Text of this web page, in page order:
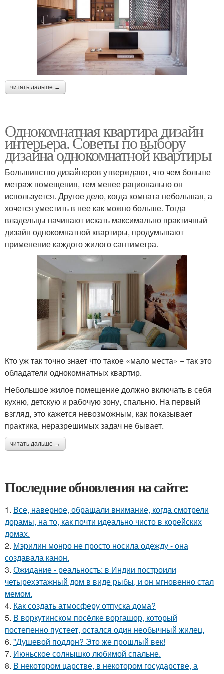
читать дальше →
Однокомнатная квартира дизайн
интерьера. Советы по выбору
дизайна однокомнатной квартиры
Большинство дизайнеров утверждают, что чем больше
метраж помещения, тем менее рационально он
используется. Другое дело, когда комната небольшая, а
хочется уместить в нее как можно больше. Тогда
владельцы начинают искать максимально практичный
дизайн однокомнатной квартиры, продумывают
применение каждого жилого сантиметра.
Кто уж так точно знает что такое «мало места» − так это
обладатели однокомнатных квартир.
Небольшое жилое помещение должно включать в себя
кухню, детскую и рабочую зону, спальню. На первый
взгляд, это кажется невозможным, как показывает
практика, неразрешимых задач не бывает.
читать дальше →
Последние обновления на сайте:
1. Все, наверное, обращали внимание, когда смотрели
дорамы, на то, как почти идеально чисто в корейских
домах.
2. Мэрилин монро не просто носила одежду - она
создавала канон.
3. Ожидание - реальность: в Индии построили
четырехэтажный дом в виде рыбы, и он мгновенно стал
мемом.
4. Как создать атмосферу отпуска дома?
5. В воркутинском посёлке воргашор, который
постепенно пустеет, остался один необычный жилец.
6. "Душевой поддон? Это же прошлый век!
7. Июньское солнышко любимой спальне.
8. В некотором царстве, в некотором государстве, а